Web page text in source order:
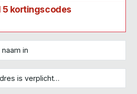
5 kortingscodes